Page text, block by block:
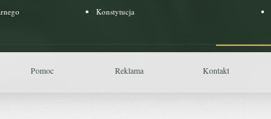
Konstytucja
Pomoc Reklama Kontakt